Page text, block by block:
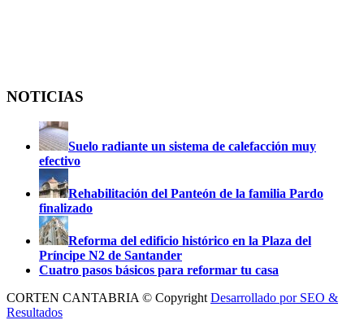
NOTICIAS
Suelo radiante un sistema de calefacción muy
efectivo
Rehabilitación del Panteón de la familia Pardo
finalizado
Reforma del edificio histórico en la Plaza del
Príncipe N2 de Santander
Cuatro pasos básicos para reformar tu casa
CORTEN CANTABRIA © Copyright Desarrollado por SEO &
Resultados